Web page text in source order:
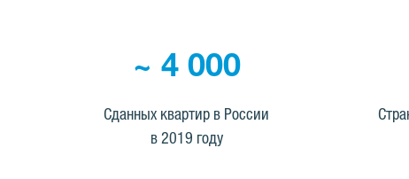
~ 4 000
Сданных квартир в России
в 2019 году